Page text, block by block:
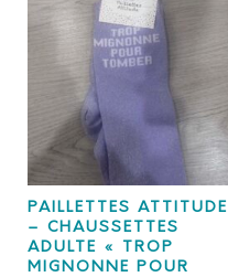
PAILLETTES ATTITUDE
– CHAUSSETTES
ADULTE « TROP
MIGNONNE POUR